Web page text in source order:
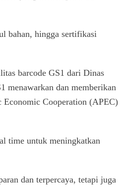
bahan, hingga sertifikasi
barcode GS1 dari Dinas
menawarkan dan memberikan
Economic Cooperation (APEC)
time untuk meningkatkan
dan terpercaya, tetapi juga